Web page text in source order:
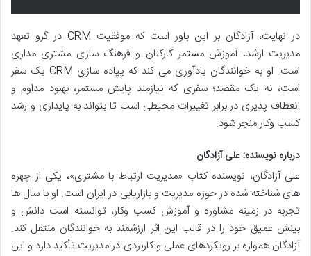
در نهایت، آزادگان بر این باور است که موفقیت CRM در گرو تعهد
مدیریت ارشد، آموزش مستمر کارکنان و فرهنگ سازی مشتری مداری
است. او به خوانندگان یادآوری می کند که پیاده سازی CRM یک سفر
است، نه یک مقصد؛ سفری که نیازمند پایش مستمر، بهبود مداوم و
انعطاف پذیری در برابر تغییرات محیطی است تا بتواند به پایداری و رشد
کسب وکار منجر شود.
درباره نویسنده: علی آزادگان
علی آزادگان، نویسنده کتاب «مدیریت ارتباط با مشتری»، یکی از چهره
های شناخته شده در حوزه مدیریت و بازاریابی در ایران است. او با سال ها
تجربه در زمینه مشاوره و آموزش کسب وکار، توانسته است دانش و
بینش عمیق خود را در قالب این اثر ارزشمند به خوانندگان منتقل کند.
آزادگان همواره بر رویکردهای عملی و کاربردی در مدیریت تأکید دارد و این